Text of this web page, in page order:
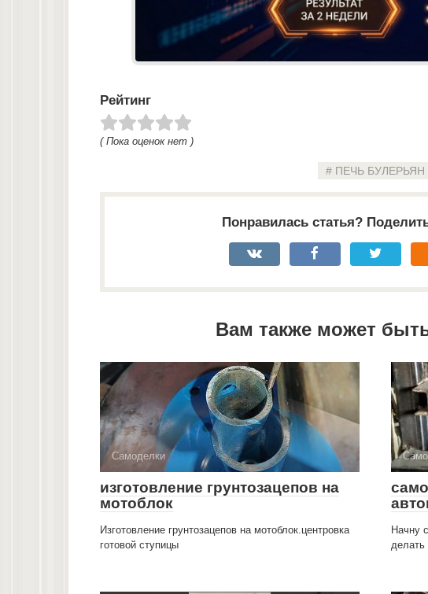
Рейтинг
( Пока оценок нет )
ПЕЧЬ БУЛЕРЬЯН
Понравилась статья?
Вам также может
Самоделки
изготовление грунтозацепов на
мотоблок
Изготовление грунтозацепов на мотоблок.центровка
готовой ступицы
Начну
делать